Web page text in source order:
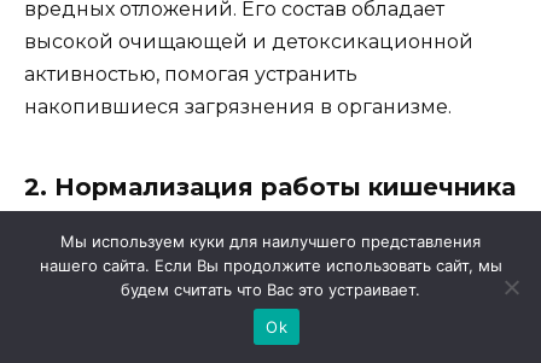
вредных отложений. Его состав обладает
высокой очищающей и детоксикационной
активностью, помогая устранить
накопившиеся загрязнения в организме.
2. Нормализация работы кишечника
СУПЕР-СКРАБ для кишечника содержит в
своем составе ингредиенты, которые помогают
стимулировать перистальтику кишечника,
улучшая его функциональность. Это позволяет
Мы используем куки для наилучшего представления
нашего сайта. Если Вы продолжите использовать сайт, мы
будем считать что Вас это устраивает.
Ok